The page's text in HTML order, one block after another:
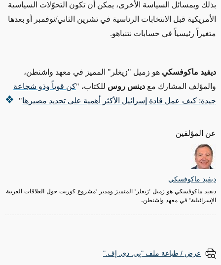
عن المؤلفين
ديفيد ماكوفسكي
ديفيد ماكوفسكي هو زميل "زيغلر" المتميز ومدير "مشروع كوريت حول العلاقات العربية
الإسرائيلية" في معهد واشنطن.
بذلك وبمسائل السياسة الأخرى، يمكن أن تكون التحوّلات السياسية
الأمريكية قبل الانتخابات الرئاسية في تشرين الثاني/نوفمبر أو بعدها
متغيراً رئيسياً في حسابات نتنياهو.
ديفيد ماكوفسكي هو زميل "زيغلر" المميز في معهد واشنطن،
والمؤلف المشارك مع دينس روس للكتاب، "كن قوياً وذو شجاعة
جيدة: كيف عمل قادة إسرائيل الأكثر أهمية على تحديد مصيرها"
عرض / طباعة ملف "پي. دي. إف."